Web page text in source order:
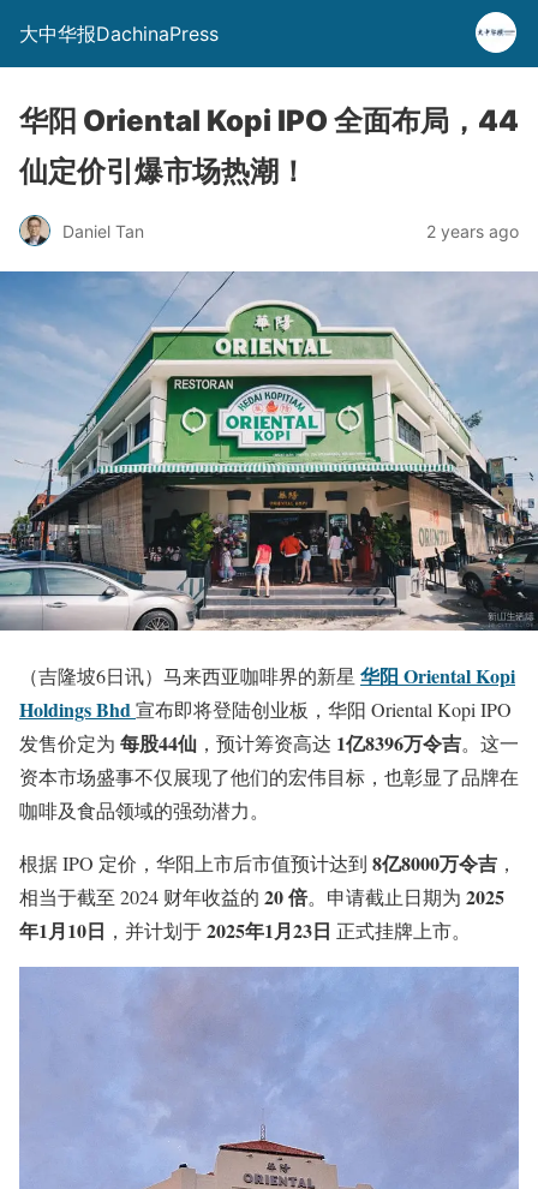
大中华报DachinaPress
华阳 Oriental Kopi IPO 全面布局，44
仙定价引爆市场热潮！
Daniel Tan 2 years ago
（吉隆坡6日讯）马来西亚咖啡界的新星 华阳 Oriental Kopi
Holdings Bhd宣布即将登陆创业板，华阳 Oriental Kopi IPO
发售价定为 每股44仙 ，预计筹资高达 1亿8396万令吉。这一
资本市场盛事不仅展现了他们的宏伟目标，也彰显了品牌在
咖啡及食品领域的强劲潜力。
根据 IPO 定价，华阳上市后市值预计达到 8亿8000万令吉 ，
相当于截至 2024 财年收益的 20 倍。申请截止日期为 2025
年1月10日 ，并计划于2025年1月23日 正式挂牌上市。